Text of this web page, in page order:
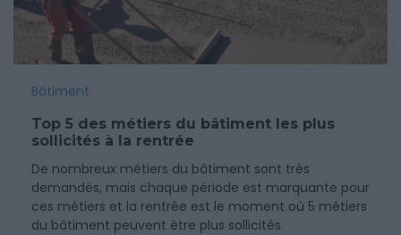
Bâtiment
Top 5 des métiers du bâtiment les plus
sollicités à la rentrée
De nombreux métiers du bâtiment sont très
demandés, mais chaque période est marquante pour
ces métiers et la rentrée est le moment où 5 métiers
du bâtiment peuvent être plus sollicités.